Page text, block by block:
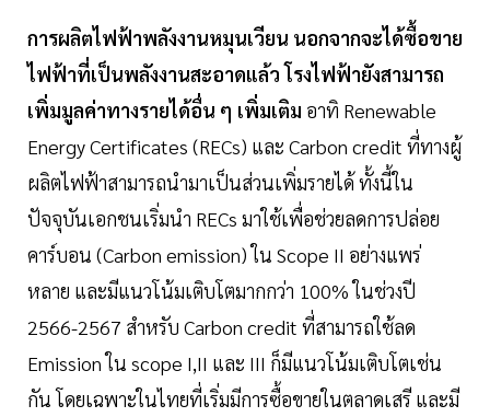
การผลิตไฟฟ้าพลังงานหมุนเวียน นอกจากจะได้ซื้อขาย
ไฟฟ้าที่เป็นพลังงานสะอาดแล้ว โรงไฟฟ้ายังสามารถ
เพิ่มมูลค่าทางรายได้อื่น ๆ เพิ่มเติม อาทิ Renewable
Energy Certificates (RECs) และ Carbon credit ที่ทางผู้
ผลิตไฟฟ้าสามารถนำมาเป็นส่วนเพิ่มรายได้ ทั้งนี้ใน
ปัจจุบันเอกชนเริ่มนำ RECs มาใช้เพื่อช่วยลดการปล่อย
คาร์บอน (Carbon emission) ใน Scope II อย่างแพร่
หลาย และมีแนวโน้มเติบโตมากกว่า 100% ในช่วงปี
2566-2567 สำหรับ Carbon credit ที่สามารถใช้ลด
Emission ใน scope I,II และ III ก็มีแนวโน้มเติบโตเช่น
กัน โดยเฉพาะในไทยที่เริ่มมีการซื้อขายในตลาดเสรี และมี